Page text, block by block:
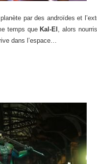
par des androïdes et
temps queKal-El , alors
dans l’espace…